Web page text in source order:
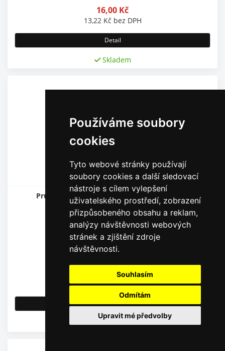
Používáme soubory
cookies
Tyto webové stránky používají
soubory cookies a další sledovací
nástroje s cílem vylepšení
uživatelského prostředí, zobrazení
přizpůsobeného obsahu a reklam,
analýzy návštěvnosti webových
stránek a zjištění zdroje
návštěvnosti.
Souhlasím
Odmítám
Upravit mé předvolby
16,00 Kč
13,22 Kč bez DPH
Detail
Skladem
Pružné připojovací potrubí SP16 PLUS, 50 m
816,00Kč
674,38 Kčbez DPH
Detail
Skladem